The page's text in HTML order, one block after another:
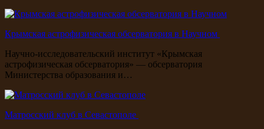
Крымская астрофизическая обсерватория в Научном
Научно-исследовательский институт «Крымская
астрофизическая обсерватория» — обсерватория
Министерства образования и…
Матросский клуб в Севастополе